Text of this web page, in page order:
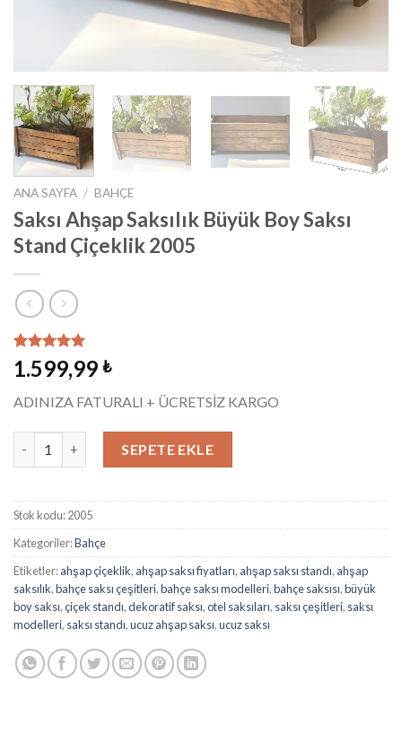
ANA SAYFA / BAHÇE
Saksı Ahşap Saksılık Büyük Boy Saksı
Stand Çiçeklik 2005
1
müşteri
puanına
5 üzerinden
aldı
1.599,99 ₺
ADINIZA FATURALI + ÜCRETSİZ KARGO
SEPETE EKLE
Stok kodu:2005
Kategoriler:Bahçe
Etiketler:ahşap çiçeklik, ahşap saksı fiyatları, ahşap saksı standı, ahşap
saksılık,bahçe saksı çeşitleri,bahçe saksı modelleri,bahçe saksısı,büyük
boy saksı,çiçek standı,dekoratif saksı,otel saksıları, saksı çeşitleri, saksı
modelleri, saksı standı,ucuz ahşap saksı,ucuz saksı